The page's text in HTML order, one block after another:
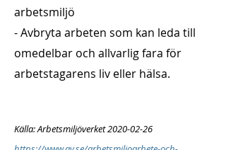
arbetsmiljö
- Avbryta arbeten som kan leda till
omedelbar och allvarlig fara för
arbetstagarens liv eller hälsa.
Källa: Arbetsmiljöverket2020-02-26